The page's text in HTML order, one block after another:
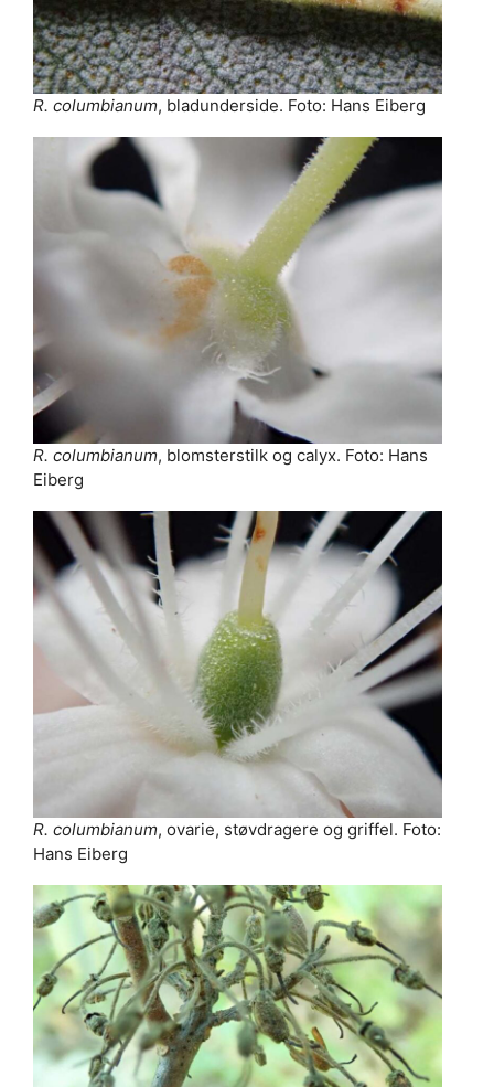
R. columbianum, bladunderside. Foto: Hans Eiberg
R. columbianum, blomsterstilk og calyx. Foto: Hans
Eiberg
R. columbianum, ovarie, støvdragere og griffel. Foto:
Hans Eiberg